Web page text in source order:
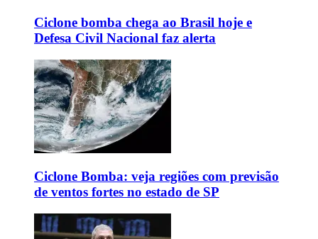
Ciclone bomba chega ao Brasil hoje e
Defesa Civil Nacional faz alerta
Ciclone Bomba: veja regiões com previsão
de ventos fortes no estado de SP